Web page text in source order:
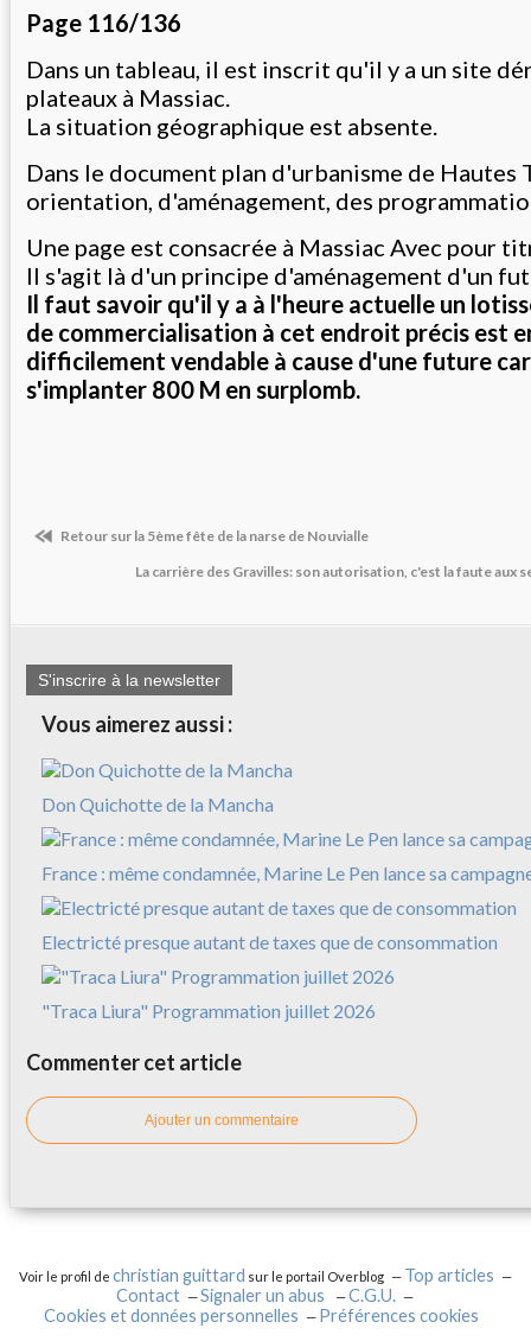
Page 116/136
Dans un tableau, il est inscrit qu'il y a un site
plateaux à Massiac.
La situation géographique est absente.
Dans le document plan d'urbanisme de Hautes
orientation, d'aménagement, des
Une page est consacrée à Massiac Avec pour
Il s'agit là d'un principe d'aménagement d'un
Il faut savoir qu'il y a à l'heure actuelle un
de commercialisation à cet endroit précis est
difficilement vendable à cause d'une future
s'implanter 800 M en surplomb.
Retour sur la 5ème fête de la narse de Nouvialle
La carrière des Gravilles: son autorisation, c'est la faute aux
S'inscrire à la newsletter
Vous aimerez aussi :
Don Quichotte de la Mancha
France : même condamnée, Marine Le Pen lance sa
Electricté presque autant de taxes que de consommation
"Traca Liura" Programmation juillet 2026
Commenter cet article
Ajouter un commentaire
Voir le profil de christian guittard sur le portail Overblog
Top articles
Contact
Signaler un abus
C.G.U.
Cookies et données personnelles
Préférences cookies